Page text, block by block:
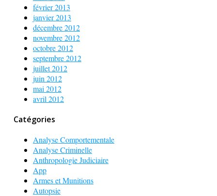
février 2013
janvier 2013
décembre 2012
novembre 2012
octobre 2012
septembre 2012
juillet 2012
juin 2012
mai 2012
avril 2012
Catégories
Analyse Comportementale
Analyse Criminelle
Anthropologie Judiciaire
App
Armes et Munitions
Autopsie